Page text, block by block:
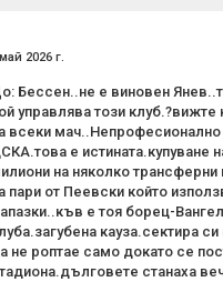
2026 г.
Бессен..не е виновен
управлява този
всеки
е истината.купуване
на няколко
пари от Пеевски който
е тоя борец-
кауза.сектира
не роптае само докато се
станаха